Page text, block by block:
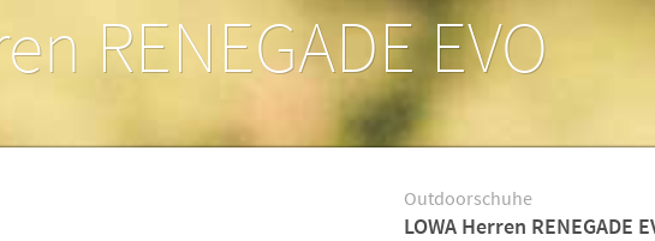
RENEGADE EVO
Outdoorschuhe
LOWA Herren RENEGADE